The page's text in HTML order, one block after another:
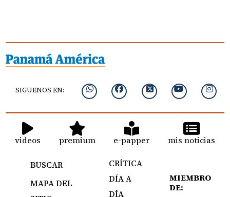
SIGUENOS EN:
videos premium e-papper mis noticias
BUSCAR
MAPA DEL
CRÍTICA
DÍA A
DÍA
MIEMBRO
DE: